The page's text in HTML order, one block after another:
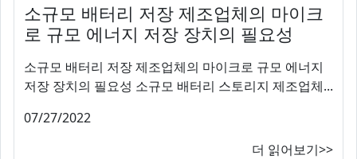
소규모 배터리 저장 제조업체의 마이크
로 규모 에너지 저장 장치의 필요성
소규모 배터리 저장 제조업체의 마이크로 규모 에너지
저장 장치의 필요성 소규모 배터리 스토리지 제조업체...
07/27/2022
더 읽어보기>>